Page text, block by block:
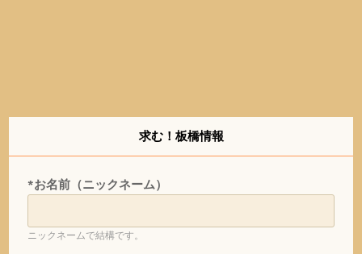
求む！板橋情報
*お名前（ニックネーム）
ニックネームで結構です。